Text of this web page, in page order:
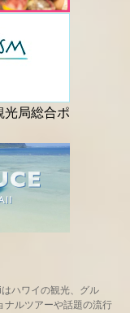
ハワイの観光、グル
ナルツアーや話題の流行